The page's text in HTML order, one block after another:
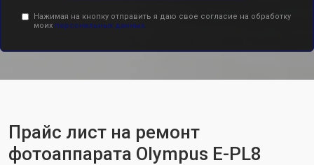
Нажимая на кнопку отправить я даю свое согласие на обработку
моих персональных данных.
Прайс лист на ремонт
фотоаппарата Olympus E-PL8